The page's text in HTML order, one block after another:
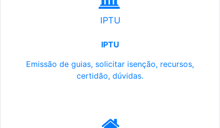
IPTU
IPTU
Emissão de guias, solicitar isenção, recursos,
certidão, dúvidas.